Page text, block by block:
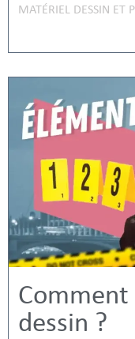
MATÉRIEL DESSIN ET
Comment
dessin ?